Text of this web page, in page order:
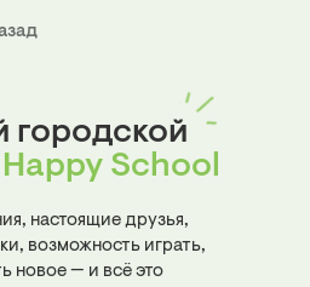
настоящие друзья,
возможность играть,
новое — и всё это
городской
Happy School